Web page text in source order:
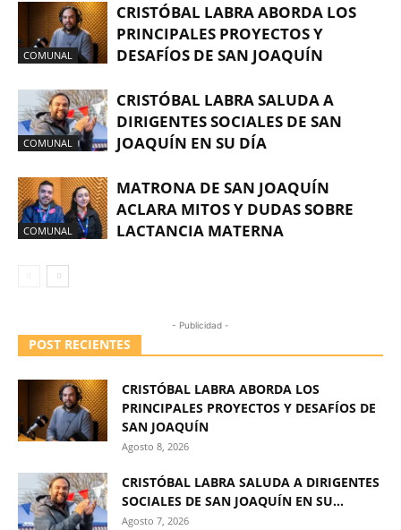
COMUNAL
CRISTÓBAL LABRA ABORDA LOS
PRINCIPALES PROYECTOS Y
DESAFÍOS DE SAN JOAQUÍN
COMUNAL
CRISTÓBAL LABRA SALUDA A
DIRIGENTES SOCIALES DE SAN
JOAQUÍN EN SU DÍA
COMUNAL
MATRONA DE SAN JOAQUÍN
ACLARA MITOS Y DUDAS SOBRE
LACTANCIA MATERNA
- Publicidad -
POST RECIENTES
CRISTÓBAL LABRA ABORDA LOS
PRINCIPALES PROYECTOS Y DESAFÍOS DE
SAN JOAQUÍN
Agosto 8, 2026
CRISTÓBAL LABRA SALUDA A DIRIGENTES
SOCIALES DE SAN JOAQUÍN EN SU...
Agosto 7, 2026